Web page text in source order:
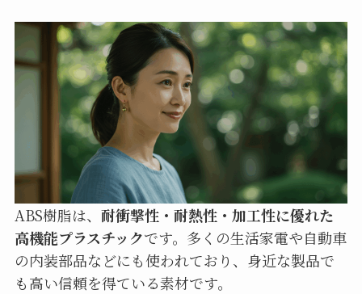
ABS樹脂は、 耐衝撃性・耐熱性・加工性に優れた
高機能プラスチックです。多くの生活家電や自動車
の内装部品などにも使われており、身近な製品で
も高い信頼を得ている素材です。